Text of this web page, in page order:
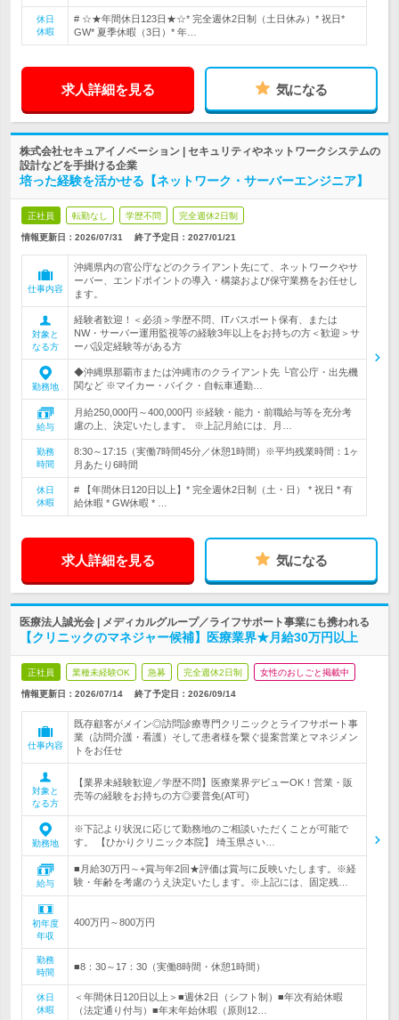
休日
休暇
# ☆★年間休日123日★☆* 完全週休2日制（土日休み）* 祝日*
GW* 夏季休暇（3日）* 年…
求人詳細を見る 気になる
株式会社セキュアイノベーション | セキュリティやネットワークシステムの
設計などを手掛ける企業
培った経験を活かせる【ネットワーク・サーバーエンジニア】
正社員 転勤なし 学歴不問 完全週休2日制
情報更新日：2026/07/31 終了予定日： 2027/01/21
仕事内容
沖縄県内の官公庁などのクライアント先にて、ネットワークやサ
ーバー、エンドポイントの導入・構築および保守業務をお任せし
ます。
対象と
なる方
経験者歓迎！＜必須＞学歴不問、ITパスポート保有、または
NW・サーバー運用監視等の経験3年以上をお持ちの方＜歓迎＞サ
ーバ設定経験等がある方
勤務地
◆沖縄県那覇市または沖縄市のクライアント先 └官公庁・出先機
関など ※マイカー・バイク・自転車通勤…
給与
月給250,000円～400,000円 ※経験・能力・前職給与等を充分考
慮の上、決定いたします。 ※上記月給には、月…
勤務
時間
8:30～17:15（実働7時間45分／休憩1時間）※平均残業時間：1ヶ
月あたり6時間
休日
休暇
# 【年間休日120日以上】* 完全週休2日制（土・日） * 祝日 * 有
給休暇 * GW休暇 * …
求人詳細を見る 気になる
医療法人誠光会 | メディカルグループ／ライフサポート事業にも携われる
【クリニックのマネジャー候補】医療業界★月給30万円以上
正社員 業種未経験OK 急募 完全週休2日制 女性のおしごと掲載中
情報更新日：2026/07/14 終了予定日： 2026/09/14
仕事内容
既存顧客がメイン◎訪問診療専門クリニックとライフサポート事
業（訪問介護・看護）そして患者様を繋ぐ提案営業とマネジメン
トをお任せ
対象と
なる方
【業界未経験歓迎／学歴不問】医療業界デビューOK！営業・販
売等の経験をお持ちの方◎要普免(AT可)
勤務地
※下記より状況に応じて勤務地のご相談いただくことが可能で
す。 【ひかりクリニック本院】 埼玉県さい…
給与
■月給30万円～+賞与年2回★評価は賞与に反映いたします。※経
験・年齢を考慮のうえ決定いたします。※上記には、固定残…
初年度
年収
400万円～800万円
勤務
時間
■8：30～17：30（実働8時間・休憩1時間）
休日
休暇
＜年間休日120日以上＞■週休2日（シフト制）■年次有給休暇
（法定通り付与）■年末年始休暇（原則12…